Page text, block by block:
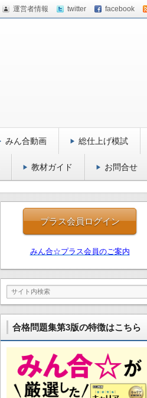
運営者情報 twitter facebook
みん合動画 総仕上げ模試
教材ガイド お問合せ
プラス会員ログイン
みん合☆プラス会員のご案内
合格問題集第3版の特徴はこちら